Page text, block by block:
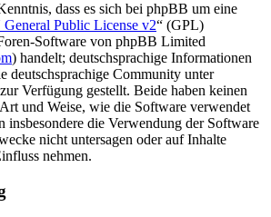
dass es sich bei phpBB um eine
Public License v2“ (GPL)
Software von phpBB Limited
) handelt; deutschsprachige Informationen
deutschsprachige Community unter
zur Verfügung gestellt. Beide haben keinen
und Weise, wie die Software verwendet
insbesondere die Verwendung der Software
nicht untersagen oder auf Inhalte
nehmen.